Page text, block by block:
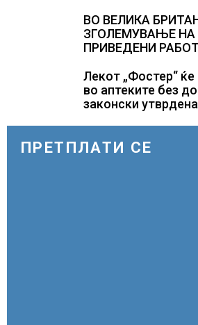
ВО ВЕЛИКА
ЗГОЛЕМУВАЊЕ НА
ПРИВЕДЕНИ
Лекот „Фостер“
во аптеките без
законски
ПРЕТПЛАТИ СЕ